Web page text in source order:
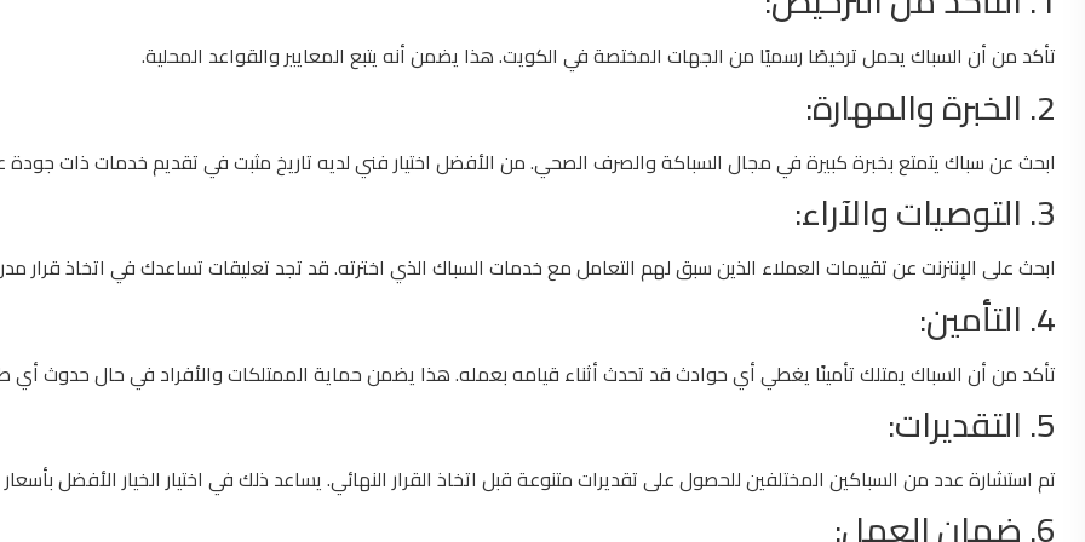
تأكد من أن السباك يحمل ترخيصًا رسميًا من الجهات المختصة في الكويت. هذا يضمن أنه يتبع المعايير والقواعد المحلية.
2. الخبرة والمهارة:
ابحث عن سباك يتمتع بخبرة كبيرة في مجال السباكة والصرف الصحي. من الأفضل اختيار فني لديه تاريخ مثبت في تقديم خدمات ذات جودة
3. التوصيات والآراء:
ابحث على الإنترنت عن تقييمات العملاء الذين سبق لهم التعامل مع خدمات السباك الذي اخترته. قد تجد تعليقات تساعدك في اتخاذ قرار
4. التأمين:
تأكد من أن السباك يمتلك تأمينًا يغطي أي حوادث قد تحدث أثناء قيامه بعمله. هذا يضمن حماية الممتلكات والأفراد في حال حدوث أي
5. التقديرات:
تم استشارة عدد من السباكين المختلفين للحصول على تقديرات متنوعة قبل اتخاذ القرار النهائي. يساعد ذلك في اختيار الخيار الأفضل